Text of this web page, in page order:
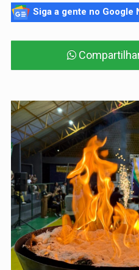
Siga a gente no Google